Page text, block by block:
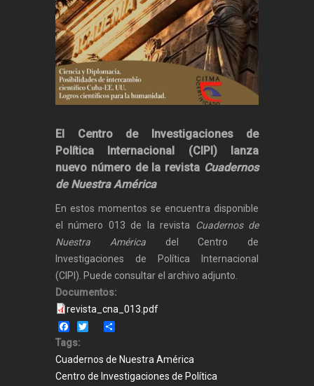
El Centro de Investigaciones de
Política Internacional (CIPI) lanza
nuevo número de la revista Cuadernos
de Nuestra América
En estos momentos se encuentra disponible
el número 013 de la revista Cuadernos de
Nuestra Américadel Centro de
Investigaciones de Política Internacional
(CIPI). Puede consultar el archivo adjunto.
Documentos:
revista_cna_013.pdf
Facebook
Twitter
Tags:
Cuadernos de Nuestra América
Centro de Investigaciones de Política